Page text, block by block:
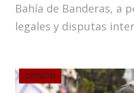
Bahía de Banderas, a
legales y disputas
OPINIÓN